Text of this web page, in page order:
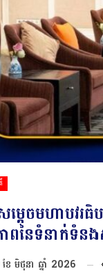
េចមហាបវរធិ
ពនៃទំនាក់ទំនង
ខែ មិថុនា ឆ្នាំ 2026